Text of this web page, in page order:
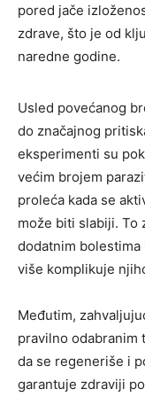
pored jače
zdrave, što je od
naredne godine.
Usled povećanog
do značajnog
eksperimenti su
većim brojem
proleća kada se
može biti slabiji. To
dodatnim
više komplikuje
Međutim,
pravilno odabranim
da se regeneriše i
garantuje zdraviji